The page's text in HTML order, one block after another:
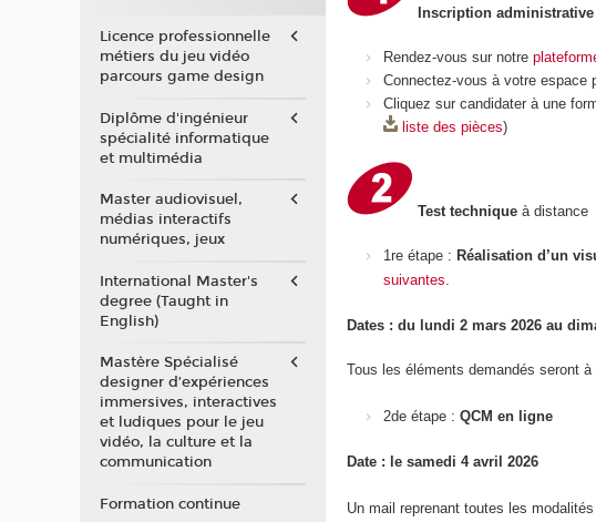
Inscription
Rendez-vous sur notre
Connectez-vous à votre espace
Cliquez sur candidater à une
liste des pièces)
Test technique à distance
1re étape : Réalisation d’un
suivantes.
Dates : du lundi 2 mars 2026 au
Tous les éléments demandés seront
2de étape : QCM en ligne
Date : le samedi 4 avril 2026
Un mail reprenant toutes les
Licence professionnelle
métiers du jeu vidéo
parcours game design
Diplôme d'ingénieur
spécialité informatique
et multimédia
Master audiovisuel,
médias interactifs
numériques, jeux
International Master's
degree (Taught in
English)
Mastère Spécialisé
designer d’expériences
immersives, interactives
et ludiques pour le jeu
vidéo, la culture et la
communication
Formation continue